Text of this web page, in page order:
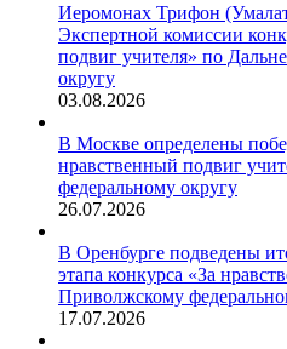
Иеромонах Трифон
Экспертной комиссии
подвиг учителя» по
округу
03.08.2026
В Москве определены
нравственный подвиг
федеральному округу
26.07.2026
В Оренбурге подведены
этапа конкурса «За
Приволжскому
17.07.2026